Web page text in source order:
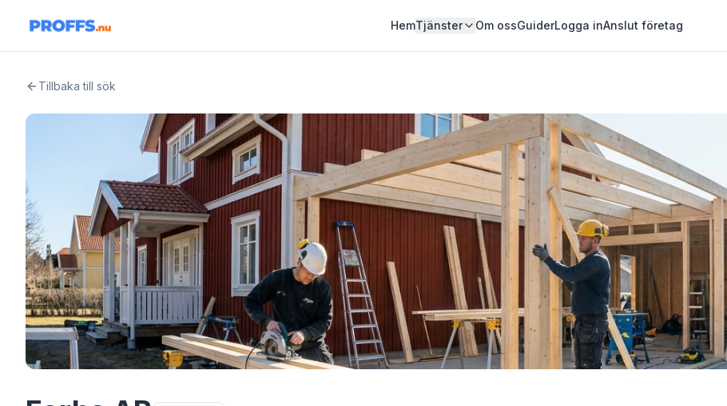
HemTjänster Om ossGuiderLogga inAnslut företag
Tillbaka till sök